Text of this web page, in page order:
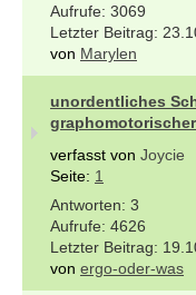
3069
von Marylen
unordentliches
verfasst von Joycie
Seite: 1
3
4626
von ergo-oder-was